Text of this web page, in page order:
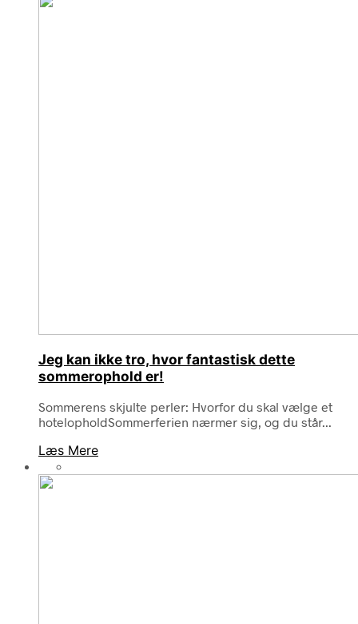
Jeg kan ikke tro, hvor fantastisk dette
sommerophold er!
Sommerens skjulte perler: Hvorfor du skal vælge et
hotelopholdSommerferien nærmer sig, og du står...
Læs Mere